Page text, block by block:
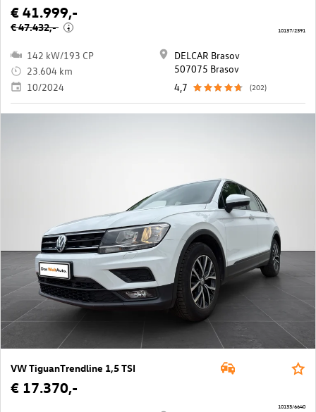
€ 41.999,-
€ 47.432,- i
142 kW/193 CP
23.604 km
10/2024
DELCAR Brasov
507075 Brasov
4,7
(202)
10137/2391
VW TiguanTrendline 1,5 TSI
€ 17.370,-
10133/6640